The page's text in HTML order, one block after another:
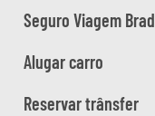
Seguro Viagem
Alugar carro
Reservar trânsfer